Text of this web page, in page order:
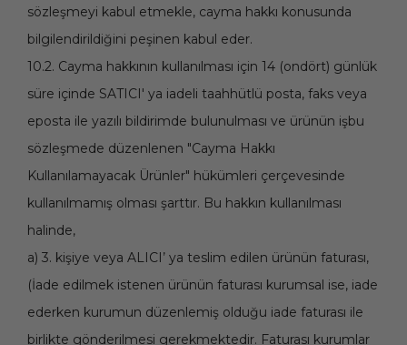
sözleşmeyi kabul etmekle, cayma hakkı konusunda
bilgilendirildiğini peşinen kabul eder.
10.2. Cayma hakkının kullanılması için 14 (ondört) günlük
süre içinde SATICI' ya iadeli taahhütlü posta, faks veya
eposta ile yazılı bildirimde bulunulması ve ürünün işbu
sözleşmede düzenlenen "Cayma Hakkı
Kullanılamayacak Ürünler" hükümleri çerçevesinde
kullanılmamış olması şarttır. Bu hakkın kullanılması
halinde,
a) 3. kişiye veya ALICI’ ya teslim edilen ürünün faturası,
(İade edilmek istenen ürünün faturası kurumsal ise, iade
ederken kurumun düzenlemiş olduğu iade faturası ile
birlikte gönderilmesi gerekmektedir. Faturası kurumlar